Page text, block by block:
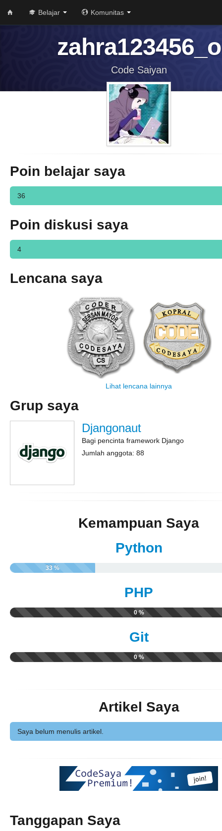
Belajar Komunitas
zahra123456_o
Code Saiyan
Poin belajar saya
36
Poin diskusi saya
4
Lencana saya
Lihat lencana lainnya
Grup saya
Djangonaut
Bagi pencinta framework Django
Jumlah anggota: 88
Kemampuan Saya
Python
33 %
PHP
0 %
Git
0 %
Artikel Saya
Saya belum menulis artikel.
Tanggapan Saya